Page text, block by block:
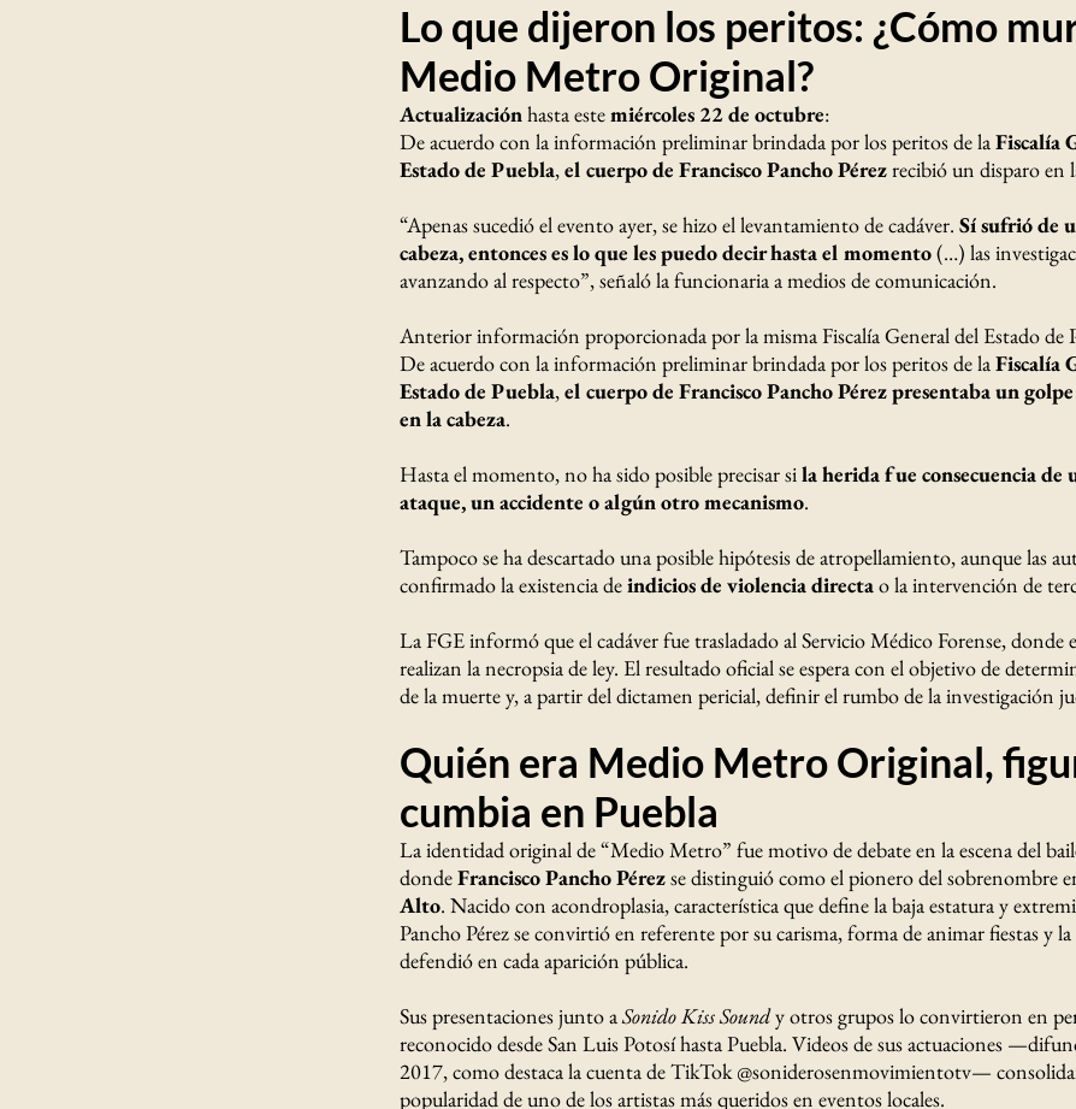
Lo que dijeron los peritos: ¿Cómo
Medio Metro Original?
Actualizaciónhasta estemiércoles 22 de octubre:
De acuerdo con la información preliminar brindada por los peritos de laFiscalía
Estado de Puebla,el cuerpo de Francisco Pancho Pérezrecibió un disparo en
“Apenas sucedió el evento ayer, se hizo el levantamiento de cadáver. Sí sufrió de
cabeza, entonces es lo que les puedo decir hasta el momento(…) las
avanzando al respecto”, señaló la funcionaria a medios de comunicación.
Anterior información proporcionada por la misma Fiscalía General del Estado de
De acuerdo con la información preliminar brindada por los peritos de laFiscalía
Estado de Puebla,el cuerpo de Francisco Pancho Pérez presentaba un
en la cabeza.
Hasta el momento, no ha sido posible precisar sila herida fue consecuencia de
ataque, un accidente o algún otro mecanismo.
Tampoco se ha descartado una posible hipótesis de atropellamiento, aunque las
confirmado la existencia deindicios de violencia directao la intervención de
La FGE informó que el cadáver fue trasladado al Servicio Médico Forense, donde
realizan la necropsia de ley. El resultado oficial se espera con el objetivo de
de la muerte y, a partir del dictamen pericial, definir el rumbo de la investigación
Quién era Medio Metro Original,
cumbia en Puebla
La identidad original de “Medio Metro” fue motivo de debate en la escena del
dondeFrancisco Pancho Pérezse distinguió como el pionero del sobrenombre
Alto. Nacido con acondroplasia, característica que define la baja estatura y
Pancho Pérez se convirtió en referente por su carisma, forma de animar fiestas y
defendió en cada aparición pública.
Sus presentaciones junto aSonido Kiss Soundy otros grupos lo convirtieron en
reconocido desde San Luis Potosí hasta Puebla. Videos de sus actuaciones
2017, como destaca la cuenta de TikTok @soniderosenmovimientotv—
popularidad de uno de los artistas más queridos en eventos locales.